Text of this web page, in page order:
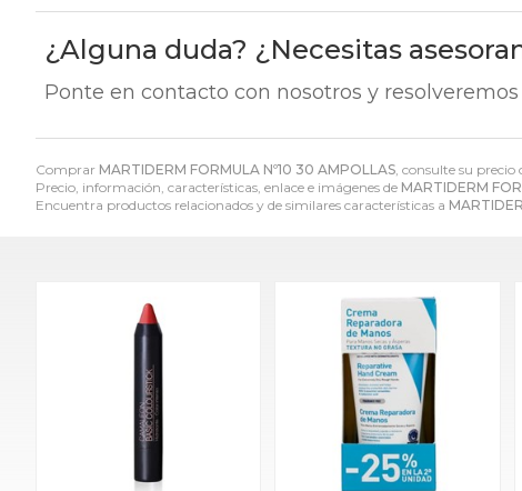
Comprar MARTIDERM FORMULA Nº10 30 AMPOLLAS, consulte su
Precio, información, características, enlace e imágenes de MARTIDERM
Encuentra productos relacionados y de similares características a
¿Alguna duda? ¿Necesitas
Ponte en contacto con nosotros y